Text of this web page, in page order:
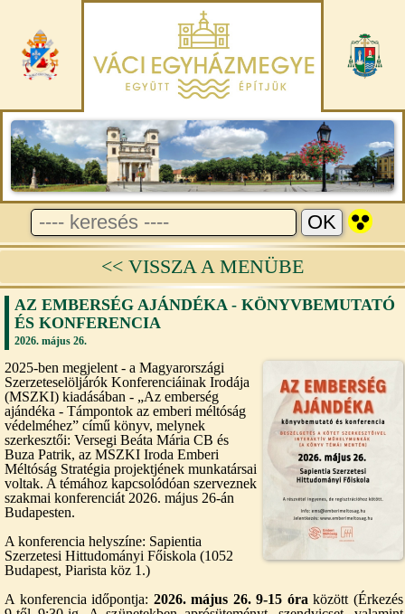
<< VISSZA A MENÜBE
AZ EMBERSÉG AJÁNDÉKA - KÖNYVBEMUTATÓ
ÉS KONFERENCIA
2026. május 26.
2025-ben megjelent - a Magyarországi
Szerzeteselöljárók Konferenciáinak Irodája
(MSZKI) kiadásában - „Az emberség
ajándéka - Támpontok az emberi méltóság
védelméhez” című könyv, melynek
szerkesztői: Versegi Beáta Mária CB és
Buza Patrik, az MSZKI Iroda Emberi
Méltóság Stratégia projektjének munkatársai
voltak. A témához kapcsolódóan szerveznek
szakmai konferenciát 2026. május 26-án
Budapesten.
A konferencia helyszíne: Sapientia
Szerzetesi Hittudományi Főiskola (1052
Budapest, Piarista köz 1.)
A konferencia időpontja: 2026. május 26. 9-15 óraközött (Érkezés